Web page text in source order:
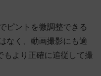
ピントを微調整できる
なく、動画撮影にも適
もより正確に追従して撮